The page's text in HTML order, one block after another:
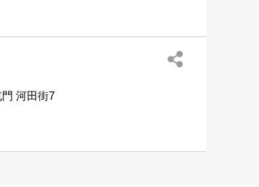
門 河田街7